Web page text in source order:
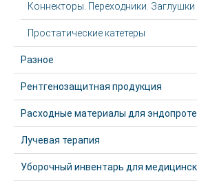
Коннекторы. Переходники. Заглушки
Простатические катетеры
Разное
Рентгенозащитная продукция
Расходные материалы для
Лучевая терапия
Уборочный инвентарь для